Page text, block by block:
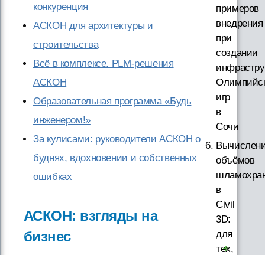
конкуренция
АСКОН для архитектуры и
строительства
Всё в комплексе. PLM-решения
АСКОН
Образовательная программа «Будь
инженером!»
За кулисами: руководители АСКОН о
буднях, вдохновении и собственных
ошибках
АСКОН: взгляды на
бизнес
примеров
внедрения
при
создании
игр
в
Сочи
объёмов
в
Civil
3D:
для
тех,